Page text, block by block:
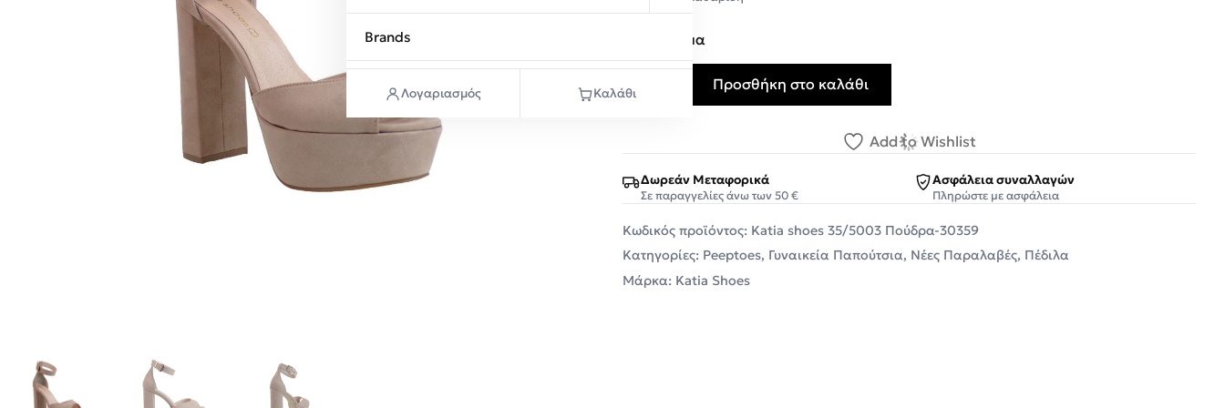
Brands
Λογαριασμός Καλάθι
Σε απόθεμα
Katia Shoes Γυναικεία Πέδιλα 35/5003 Πούδρα Καστόρι ποσότητα
Προσθήκη στο καλάθι
Add to Wishlist
Δωρεάν Μεταφορικά
Σε παραγγελίες άνω των 50 €
Ασφάλεια συναλλαγών
Πληρώστε με ασφάλεια
Κωδικός προϊόντος: Katia shoes 35/5003 Πούδρα-30359
Κατηγορίες: Peeptoes, Γυναικεία Παπούτσια, Νέες Παραλαβές, Πέδιλα
Μάρκα: Katia Shoes